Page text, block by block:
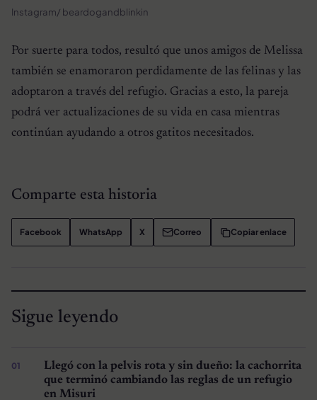
Instagram/ beardogandblinkin
Por suerte para todos, resultó que unos amigos de Melissa
también se enamoraron perdidamente de las felinas y las
adoptaron a través del refugio. Gracias a esto, la pareja
podrá ver actualizaciones de su vida en casa mientras
continúan ayudando a otros gatitos necesitados.
Comparte esta historia
Facebook WhatsApp X Correo Copiar enlace
Sigue leyendo
Llegó con la pelvis rota y sin dueño: la cachorrita
que terminó cambiando las reglas de un refugio
en Misuri